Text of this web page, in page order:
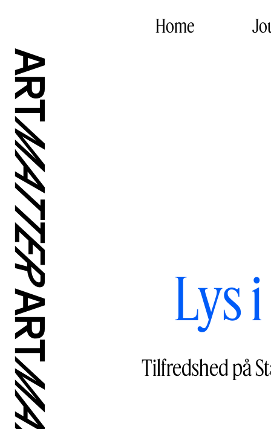
Home
Lys
Tilfredshed på